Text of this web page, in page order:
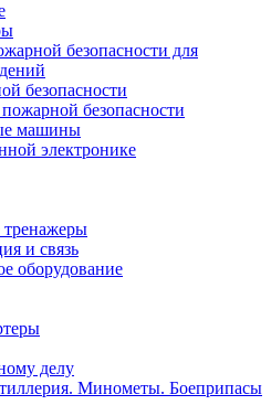
безопасности для
безопасности
безопасности
машины
электронике
тренажеры
и связь
оборудование
делу
Минометы. Боеприпасы